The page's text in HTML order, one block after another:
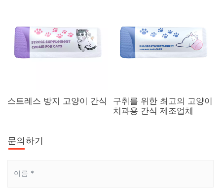
스트레스 방지 고양이 간식
구취를 위한 최고의 고양이
치과용 간식 제조업체
문의하기